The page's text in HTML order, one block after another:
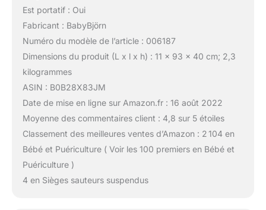
Est portatif : Oui
Fabricant : BabyBjörn
Numéro du modèle de l’article : 006187
Dimensions du produit (L x l x h) : 11 x 93 x 40 cm; 2,3
kilogrammes
ASIN : B0B28X83JM
Date de mise en ligne sur Amazon.fr : 16 août 2022
Moyenne des commentaires client : 4,8 sur 5 étoiles
Classement des meilleures ventes d’Amazon : 2 104 en
Bébé et Puériculture ( Voir les 100 premiers en Bébé et
Puériculture )
4 en Sièges sauteurs suspendus